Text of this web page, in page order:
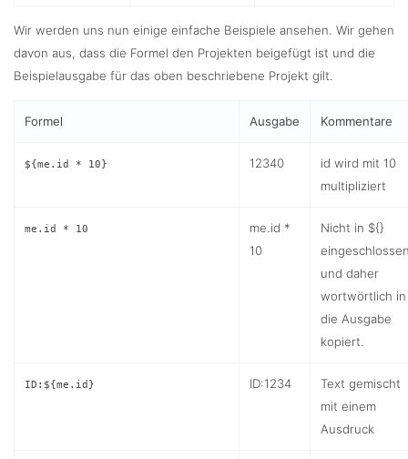
Wir werden uns nun einige einfache Beispiele ansehen. Wir gehen
davon aus, dass die Formel den Projekten beigefügt ist und die
Beispielausgabe für das oben beschriebene Projekt gilt.
Formel Ausgabe Kommentare
${me.id * 10} 12340
id wird mit 10
multipliziert
me.id * 10
me.id *
10
Nicht in ${}
und daher
wortwörtlich in
die Ausgabe
kopiert.
ID:${me.id} ID:1234
Text gemischt
mit einem
Ausdruck